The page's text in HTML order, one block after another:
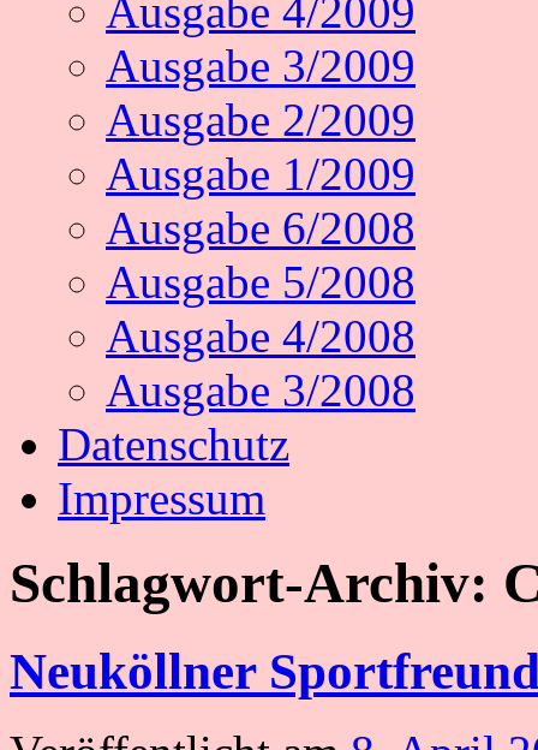
Ausgabe 4/2009
Ausgabe 3/2009
Ausgabe 2/2009
Ausgabe 1/2009
Ausgabe 6/2008
Ausgabe 5/2008
Ausgabe 4/2008
Ausgabe 3/2008
Datenschutz
Impressum
Schlagwort-Archiv:
Neuköllner